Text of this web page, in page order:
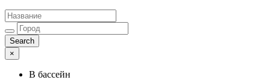
×
В бассейн